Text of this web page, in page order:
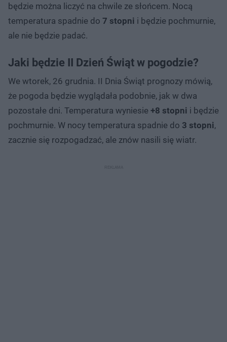
będzie można liczyć na chwile ze słońcem. Nocą
temperatura spadnie do 7 stopni i będzie pochmurnie,
ale nie będzie padać.
Jaki będzie II Dzień Świąt w pogodzie?
We wtorek, 26 grudnia. II Dnia Świąt prognozy mówią,
że pogoda będzie wyglądała podobnie, jak w dwa
pozostałe dni. Temperatura wyniesie +8 stopni i będzie
pochmurnie. W nocy temperatura spadnie do 3 stopni,
zacznie się rozpogadzać, ale znów nasili się wiatr.